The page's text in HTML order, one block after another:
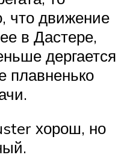
что движение
в Дастере,
дергается
плавненько
хорош, но